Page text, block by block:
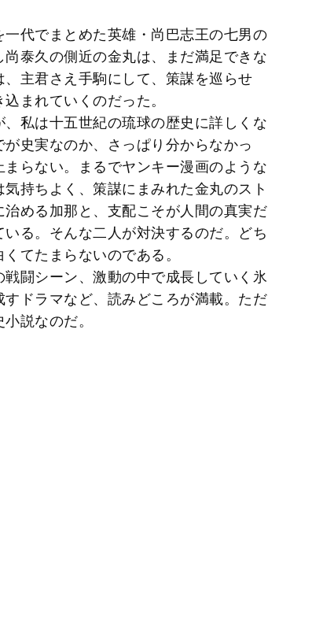
代でまとめた英雄・尚巴志王の七男の
泰久の側近の金丸は、まだ満足できな
主君さえ手駒にして、策謀を巡らせ
まれていくのだった。
私は十五世紀の琉球の歴史に詳しくな
史実なのか、さっぱり分からなかっ
らない。まるでヤンキー漫画のような
持ちよく、策謀にまみれた金丸のスト
める加那と、支配こそが人間の真実だ
る。そんな二人が対決するのだ。どち
てたまらないのである。
闘シーン、激動の中で成長していく氷
ドラマなど、読みどころが満載。ただ
説なのだ。